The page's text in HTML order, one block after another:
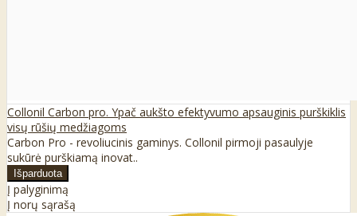
Collonil Carbon pro. Ypač aukšto efektyvumo apsauginis purškiklis
visų rūšių medžiagoms
Carbon Pro - revoliucinis gaminys. Collonil pirmoji pasaulyje
sukūrė purškiamą inovat..
Į palyginimą
Į norų sąrašą